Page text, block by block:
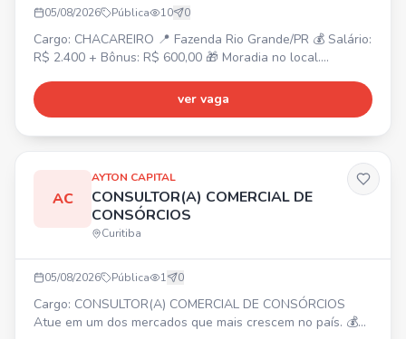
05/08/2026 Pública 10 0
Cargo: CHACAREIRO 📍 Fazenda Rio Grande/PR 💰 Salário:
R$ 2.400 + Bônus: R$ 600,00 🎁 Moradia no local.
de grama, jardim, horta, pomar, limpeza e pequenos
reparos. Requisitos: Experiência como chacareiro/caseiro,
ver vaga
AC
AYTON CAPITAL
CONSULTOR(A) COMERCIAL DE
CONSÓRCIOS
Curitiba
05/08/2026 Pública 1 0
Cargo: CONSULTOR(A) COMERCIAL DE CONSÓRCIOS
Atue em um dos mercados que mais crescem no país. 💰